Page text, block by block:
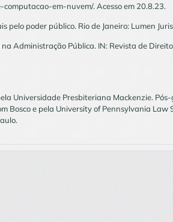
em-nuvem/. Acesso em 20.8.23.
poder público. Rio de Janeiro: Lumen
Administração Pública. IN: Revista de
Universidade Presbiteriana Mackenzie.
Bosco e pela University of Pennsylvania Law